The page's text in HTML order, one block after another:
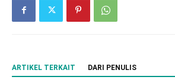
ARTIKEL TERKAIT DARI PENULIS